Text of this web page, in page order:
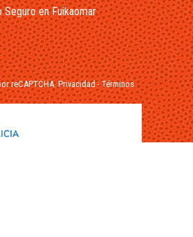
Seguro en Fuikaomar
reCAPTCHA.Privacidad-Términos